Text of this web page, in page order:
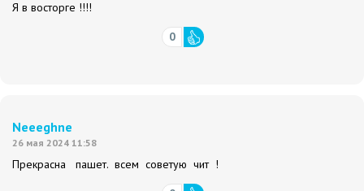
Я в восторге !!!!
0
Nеееghne
26 мая 2024 11:58
Прекрасна пашет. всем советую чит !